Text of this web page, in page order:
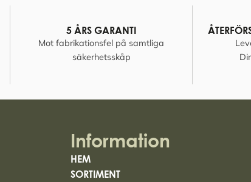
5 ÅRS GARANTI
Mot fabrikationsfel på samtliga
säkerhetsskåp
Information
HEM
SORTIMENT